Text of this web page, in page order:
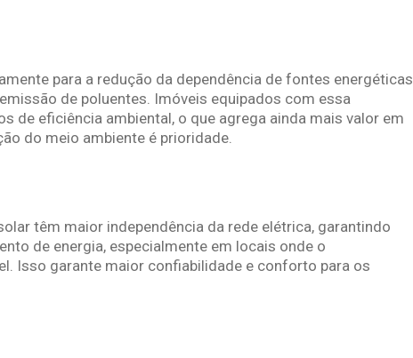
para a redução da dependência de fontes energéticas
de poluentes. Imóveis equipados com essa
de eficiência ambiental, o que agrega ainda mais valor em
do meio ambiente é prioridade.
têm maior independência da rede elétrica, garantindo
de energia, especialmente em locais onde o
Isso garante maior confiabilidade e conforto para os